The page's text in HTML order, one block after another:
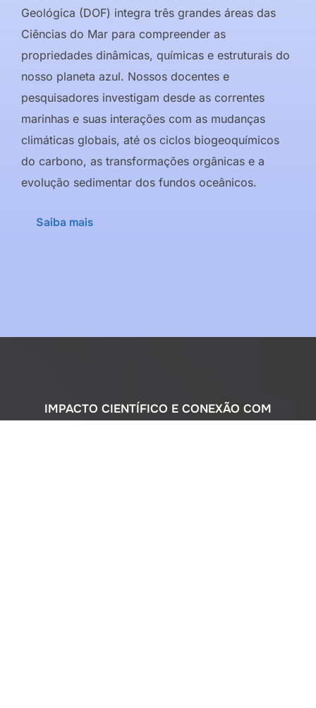
Geológica (DOF) integra três grandes áreas das
Ciências do Mar para compreender as
propriedades dinâmicas, químicas e estruturais do
nosso planeta azul. Nossos docentes e
pesquisadores investigam desde as correntes
marinhas e suas interações com as mudanças
climáticas globais, até os ciclos biogeoquímicos
do carbono, as transformações orgânicas e a
evolução sedimentar dos fundos oceânicos.
Saiba mais
IMPACTO CIENTÍFICO E CONEXÃO COM
A SOCIEDADE